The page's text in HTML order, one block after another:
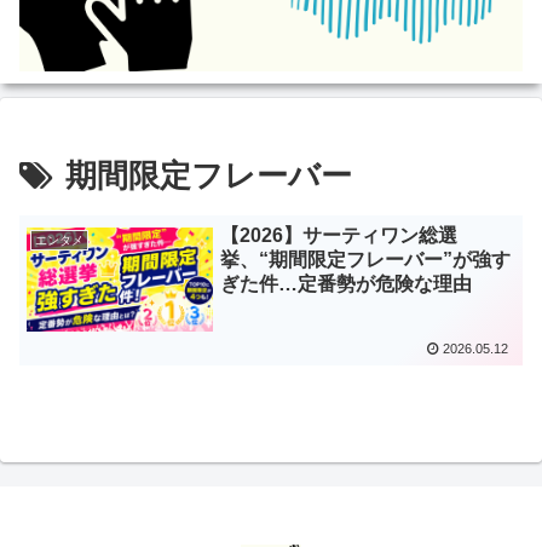
期間限定フレーバー
エンタメ
【2026】サーティワン総選
挙、“期間限定フレーバー”が強す
ぎた件…定番勢が危険な理由
2026.05.12